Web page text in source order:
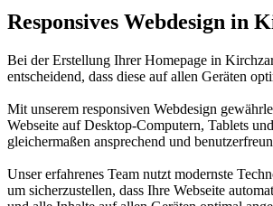
Responsives Webdesign in
Bei der Erstellung Ihrer Homepage in
entscheidend, dass diese auf allen Geräten
Mit unserem responsiven Webdesign
Webseite auf Desktop-Computern, Tablets
gleichermaßen ansprechend und
Unser erfahrenes Team nutzt modernste
um sicherzustellen, dass Ihre Webseite